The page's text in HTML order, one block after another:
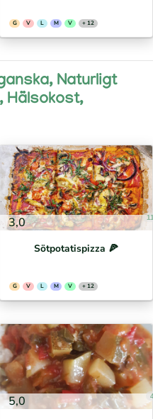
G V L M V + 12
Naturligt
Hälsokost,
3,0
Sötpotatispizza 🍕⁣
G V L M V + 12
5,0